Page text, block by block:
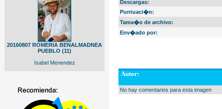
20160807 ROMERIA BENALMADNEA
PUEBLO (11)
Isabel Menendez
Descargas:
Puntuaci�n:
Tama�o de archivo:
Env�ado por:
Autor:
No hay comentarios para esta imagen